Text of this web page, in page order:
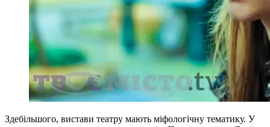
Здебільшого, вистави театру мають міфологічну тематику. У